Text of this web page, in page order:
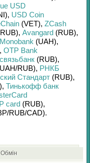
USD
, USD Coin
(VET), ZCash
, Avangard (RUB),
Monobank (UAH),
, OTP Bank
(RUB),
RUB), РНКБ
Стандарт (RUB),
, Тинькофф банк
card (RUB),
RUB/CAD).
Обмін